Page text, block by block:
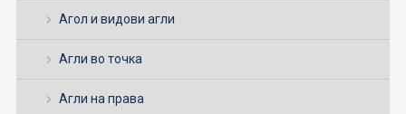
Агол и видови агли
Агли во точка
Агли на права